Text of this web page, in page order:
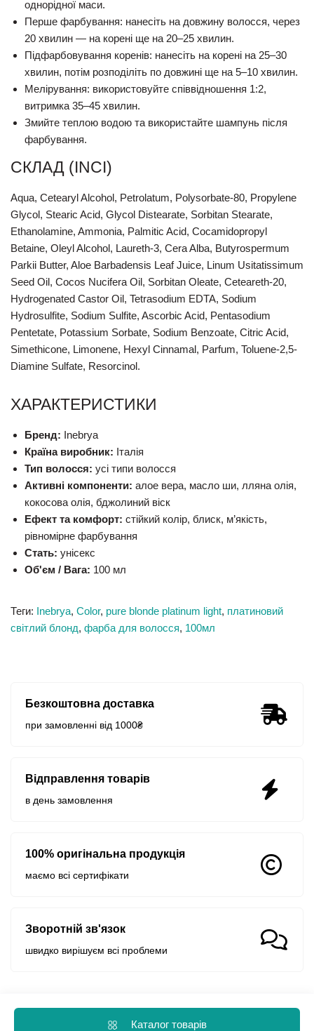
однорідної маси.
Перше фарбування: нанесіть на довжину волосся, через
20 хвилин — на корені ще на 20–25 хвилин.
Підфарбовування коренів: нанесіть на корені на 25–30
хвилин, потім розподіліть по довжині ще на 5–10 хвилин.
Мелірування: використовуйте співвідношення 1:2,
витримка 35–45 хвилин.
Змийте теплою водою та використайте шампунь після
фарбування.
СКЛАД (INCI)
Aqua, Cetearyl Alcohol, Petrolatum, Polysorbate-80, Propylene
Glycol, Stearic Acid, Glycol Distearate, Sorbitan Stearate,
Ethanolamine, Ammonia, Palmitic Acid, Cocamidopropyl
Betaine, Oleyl Alcohol, Laureth-3, Cera Alba, Butyrospermum
Parkii Butter, Aloe Barbadensis Leaf Juice, Linum Usitatissimum
Seed Oil, Cocos Nucifera Oil, Sorbitan Oleate, Ceteareth-20,
Hydrogenated Castor Oil, Tetrasodium EDTA, Sodium
Hydrosulfite, Sodium Sulfite, Ascorbic Acid, Pentasodium
Pentetate, Potassium Sorbate, Sodium Benzoate, Citric Acid,
Simethicone, Limonene, Hexyl Cinnamal, Parfum, Toluene-2,5-
Diamine Sulfate, Resorcinol.
ХАРАКТЕРИСТИКИ
Бренд: Inebrya
Країна виробник: Італія
Тип волосся: усі типи волосся
Активні компоненти: алое вера, масло ши, лляна олія,
кокосова олія, бджолиний віск
Ефект та комфорт: стійкий колір, блиск, м’якість,
рівномірне фарбування
Стать: унісекс
Об'єм / Вага: 100 мл
Теги: Inebrya, Color, pure blonde platinum light, платиновий
світлий блонд, фарба для волосся, 100мл
Безкоштовна доставка
при замовленні від 1000₴
Відправлення товарів
в день замовлення
100% оригінальна продукція
маємо всі сертифікати
Зворотній зв'язок
швидко вирішуєм всі проблеми
Каталог товарів